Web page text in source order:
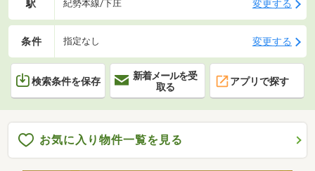
駅 紀勢本線/下庄 変更する
条件 指定なし 変更する
検索条件を保存
新着メールを受
取る
アプリで探す
お気に入り物件一覧を見る